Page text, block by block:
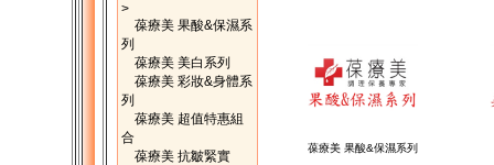
>
葆療美 果酸&保濕系
列
葆療美 美白系列
葆療美 彩妝&身體系
列
葆療美 超值特惠組
合
葆療美 抗皺緊實
葆療美 果酸&保濕系列